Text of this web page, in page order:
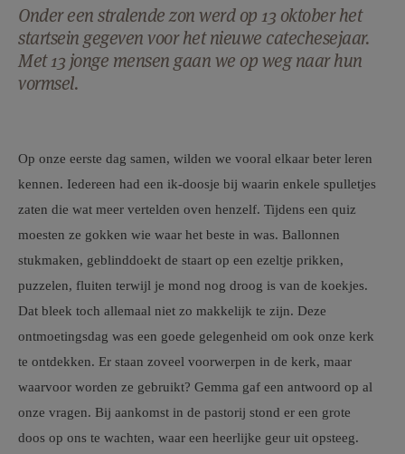
Onder een stralende zon werd op 13 oktober het
startsein gegeven voor het nieuwe catechesejaar.
Met 13 jonge mensen gaan we op weg naar hun
vormsel.
Op onze eerste dag samen, wilden we vooral elkaar beter leren
kennen. Iedereen had een ik-doosje bij waarin enkele spulletjes
zaten die wat meer vertelden oven henzelf. Tijdens een quiz
moesten ze gokken wie waar het beste in was. Ballonnen
stukmaken, geblinddoekt de staart op een ezeltje prikken,
puzzelen, fluiten terwijl je mond nog droog is van de koekjes.
Dat bleek toch allemaal niet zo makkelijk te zijn. Deze
ontmoetingsdag was een goede gelegenheid om ook onze kerk
te ontdekken. Er staan zoveel voorwerpen in de kerk, maar
waarvoor worden ze gebruikt? Gemma gaf een antwoord op al
onze vragen. Bij aankomst in de pastorij stond er een grote
doos op ons te wachten, waar een heerlijke geur uit opsteeg.